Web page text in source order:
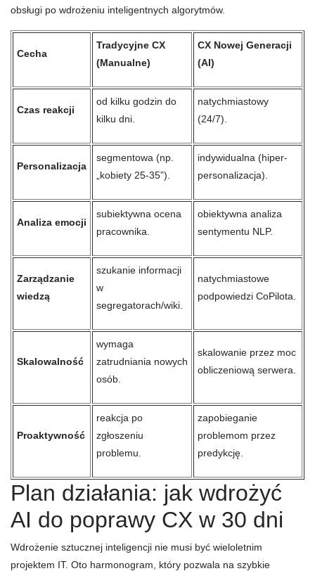
obsługi po wdrożeniu inteligentnych algorytmów.
Cecha
Tradycyjne CX
(Manualne)
CX Nowej Generacji
(AI)
Czas reakcji
od kilku godzin do
kilku dni.
natychmiastowy
(24/7).
Personalizacja
segmentowa (np.
„kobiety 25-35”).
indywidualna (hiper-
personalizacja).
Analiza emocji
subiektywna ocena
pracownika.
obiektywna analiza
sentymentu NLP.
Zarządzanie
wiedzą
szukanie informacji
w
segregatorach/wiki.
natychmiastowe
podpowiedzi CoPilota.
Skalowalność
wymaga
zatrudniania nowych
osób.
skalowanie przez moc
obliczeniową serwera.
Proaktywność
reakcja po
zgłoszeniu
problemu.
zapobieganie
problemom przez
predykcję.
Plan działania: jak wdrożyć
AI do poprawy CX w 30 dni
Wdrożenie sztucznej inteligencji nie musi być wieloletnim
projektem IT. Oto harmonogram, który pozwala na szybkie